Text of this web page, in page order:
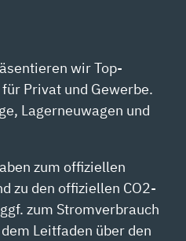
wir Top-
Privat und Gewerbe.
Lagerneuwagen und
zum offiziellen
zu den offiziellen CO2-
zum Stromverbrauch
Leitfaden über den